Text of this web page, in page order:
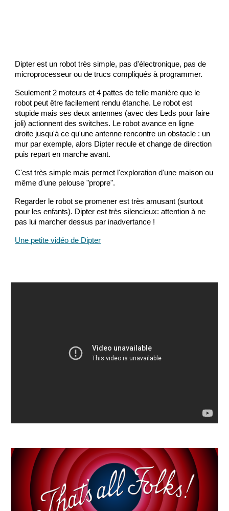
Dipter est un robot très simple, pas d'électronique, pas de
microprocesseur ou de trucs compliqués à programmer.
Seulement 2 moteurs et 4 pattes de telle manière que le
robot peut être facilement rendu étanche. Le robot est
stupide mais ses deux antennes (avec des Leds pour faire
joli) actionnent des switches. Le robot avance en ligne
droite jusqu'à ce qu'une antenne rencontre un obstacle : un
mur par exemple, alors Dipter recule et change de direction
puis repart en marche avant.
C'est très simple mais permet l'exploration d'une maison ou
même d'une pelouse "propre".
Regarder le robot se promener est très amusant (surtout
pour les enfants). Dipter est très silencieux: attention à ne
pas lui marcher dessus par inadvertance !
Une petite vidéo de Dipter